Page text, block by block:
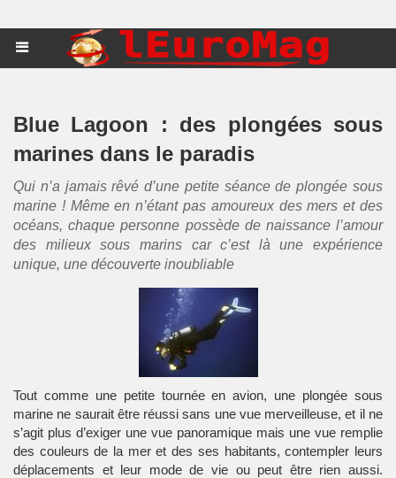
Blue Lagoon : des plongées sous
marines dans le paradis
Qui n’a jamais rêvé d’une petite séance de plongée sous
marine ! Même en n’étant pas amoureux des mers et des
océans, chaque personne possède de naissance l’amour
des milieux sous marins car c’est là une expérience
unique, une découverte inoubliable
Tout comme une petite tournée en avion, une plongée sous
marine ne saurait être réussi sans une vue merveilleuse, et il ne
s’agit plus d’exiger une vue panoramique mais une vue remplie
des couleurs de la mer et des ses habitants, contempler leurs
déplacements et leur mode de vie ou peut être rien aussi.